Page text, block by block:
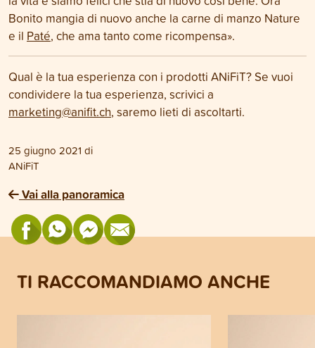
Bonito mangia di nuovo anche la carne di manzo Nature
e il Paté, che ama tanto come ricompensa».
Qual è la tua esperienza con i prodotti ANiFiT? Se vuoi
condividere la tua esperienza, scrivici a
marketing@anifit.ch, saremo lieti di ascoltarti.
25 giugno 2021 di
ANiFiT
Vai alla panoramica
TI RACCOMANDIAMO ANCHE